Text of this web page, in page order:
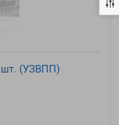
шт. (УЗВПП)